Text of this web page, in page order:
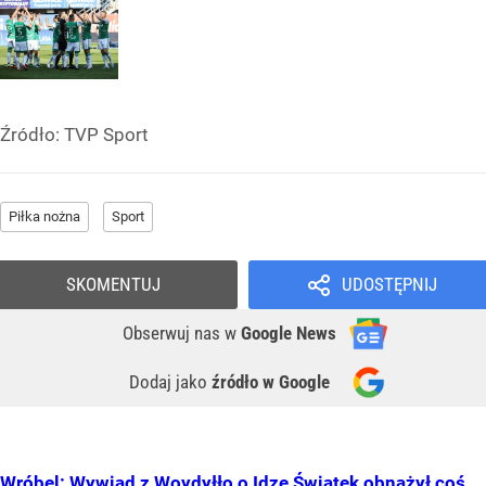
Źródło: TVP Sport
Piłka nożna Sport
UDOSTĘPNIJ
Obserwuj nas w Google News
Dodaj jako źródło w Google
SKOMENTUJ